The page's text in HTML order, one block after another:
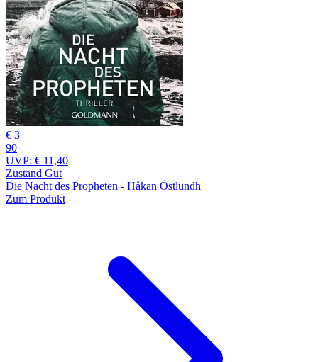
€ 3
90
UVP: € 11,40
Zustand Gut
Die Nacht des Propheten - Håkan Östlundh
Zum Produkt